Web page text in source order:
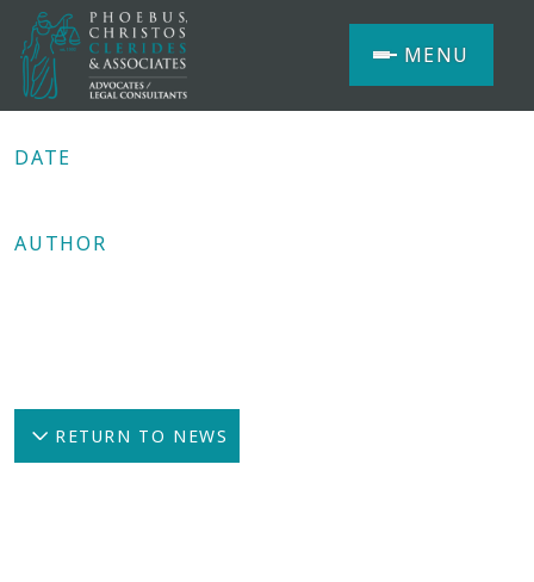
MENU
DATE
AUTHOR
RETURN TO NEWS